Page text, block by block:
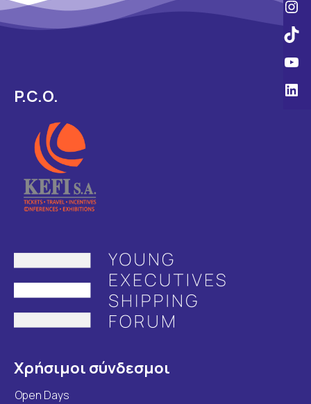
Χρήσιμοι σύνδεσμοι
Open Days
P.C.O.